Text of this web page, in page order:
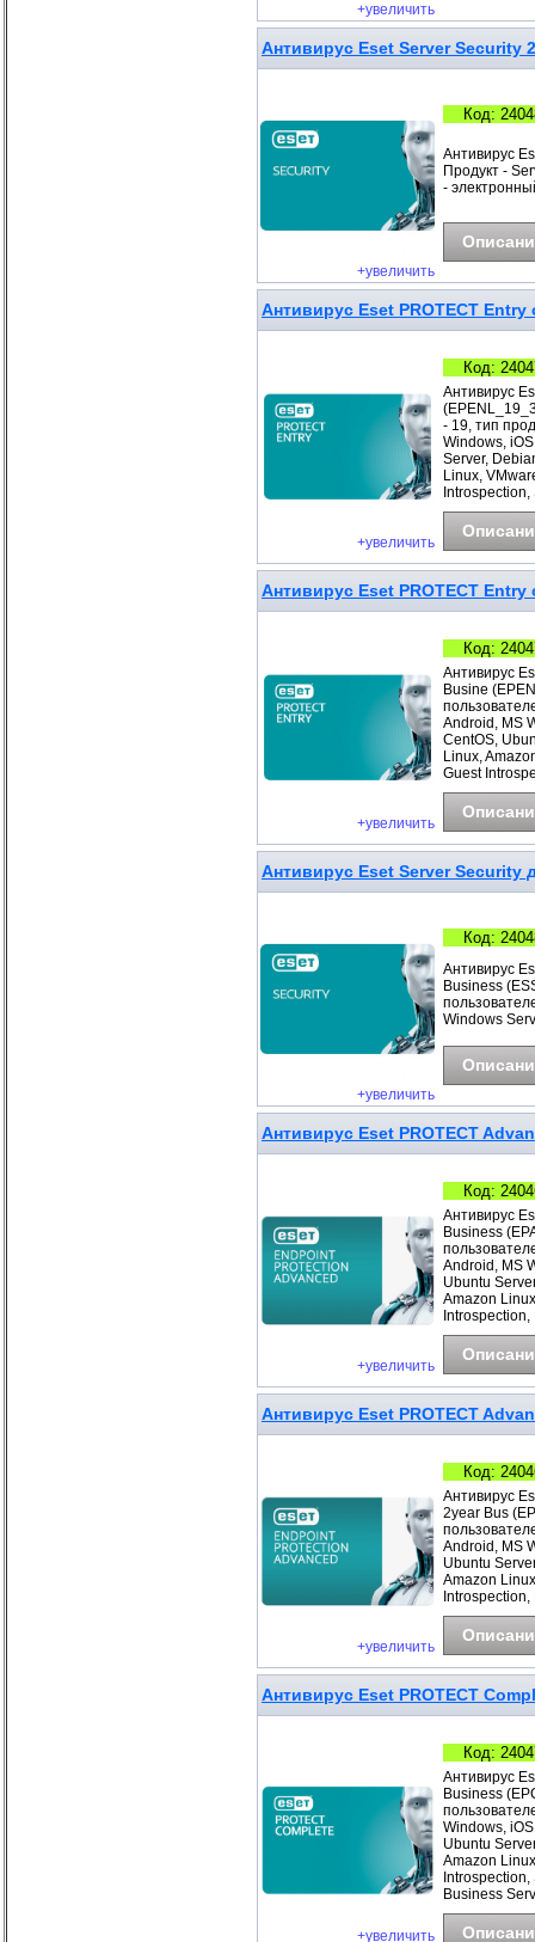
+увеличить
Антивирус Eset Server Security
+увеличить
Код:
Антивирус
Продукт -
-
Антивирус Eset PROTECT
+увеличить
Код:
Антивирус
- 19, тип
Windows,
Server,
Linux,
Антивирус Eset PROTECT
+увеличить
Код:
Антивирус
Busine
Android, MS
CentOS,
Linux,
Guest
Антивирус Eset Server Security
+увеличить
Код:
Антивирус
Business
Windows
Антивирус Eset PROTECT
+увеличить
Код:
Антивирус
Business
Android, MS
Ubuntu
Amazon
Антивирус Eset PROTECT
+увеличить
Код:
Антивирус
2year Bus
Android, MS
Ubuntu
Amazon
Антивирус Eset PROTECT
+увеличить
Код:
Антивирус
Business
Windows,
Ubuntu
Amazon
Business